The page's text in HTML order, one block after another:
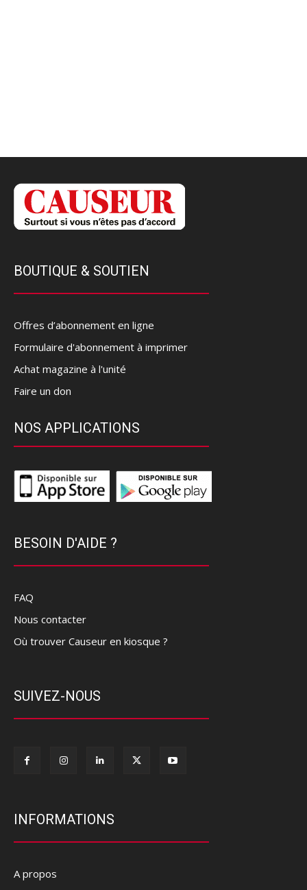
BOUTIQUE & SOUTIEN
Offres d’abonnement en ligne
Formulaire d'abonnement à imprimer
Achat magazine à l'unité
Faire un don
NOS APPLICATIONS
BESOIN D'AIDE ?
FAQ
Nous contacter
Où trouver Causeur en kiosque ?
SUIVEZ-NOUS
INFORMATIONS
A propos